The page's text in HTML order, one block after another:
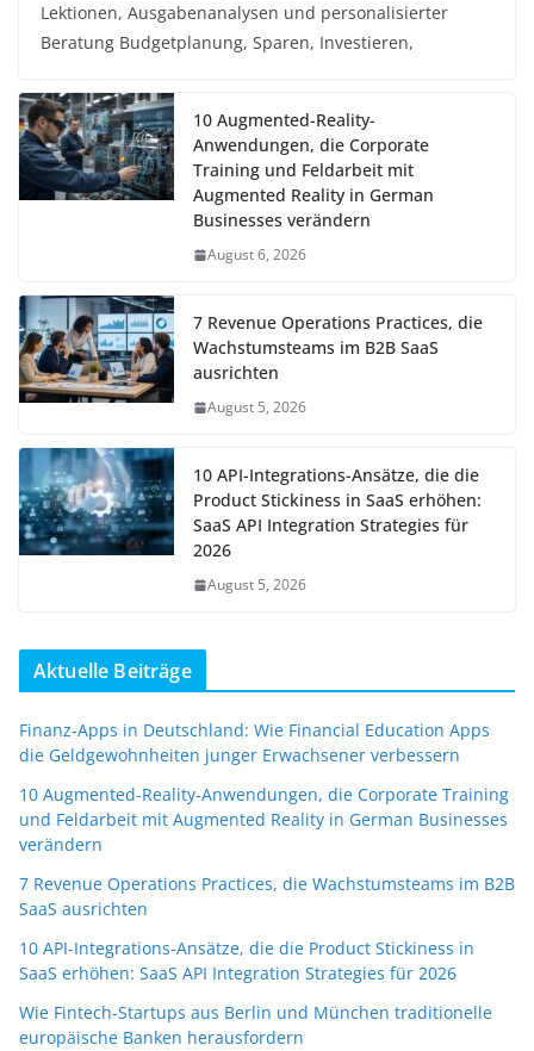
Lektionen, Ausgabenanalysen und personalisierter
Beratung Budgetplanung, Sparen, Investieren,
10 Augmented-Reality-
Anwendungen, die Corporate
Training und Feldarbeit mit
Augmented Reality in German
Businesses verändern
August 6, 2026
7 Revenue Operations Practices, die
Wachstumsteams im B2B SaaS
ausrichten
August 5, 2026
10 API-Integrations-Ansätze, die die
Product Stickiness in SaaS erhöhen:
SaaS API Integration Strategies für
2026
August 5, 2026
Aktuelle Beiträge
Finanz-Apps in Deutschland: Wie Financial Education Apps
die Geldgewohnheiten junger Erwachsener verbessern
10 Augmented-Reality-Anwendungen, die Corporate Training
und Feldarbeit mit Augmented Reality in German Businesses
verändern
7 Revenue Operations Practices, die Wachstumsteams im B2B
SaaS ausrichten
10 API-Integrations-Ansätze, die die Product Stickiness in
SaaS erhöhen: SaaS API Integration Strategies für 2026
Wie Fintech-Startups aus Berlin und München traditionelle
europäische Banken herausfordern